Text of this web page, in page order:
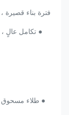
فترة بناء قصيرة
● تكامل عالٍ
● طلاء مسحوق